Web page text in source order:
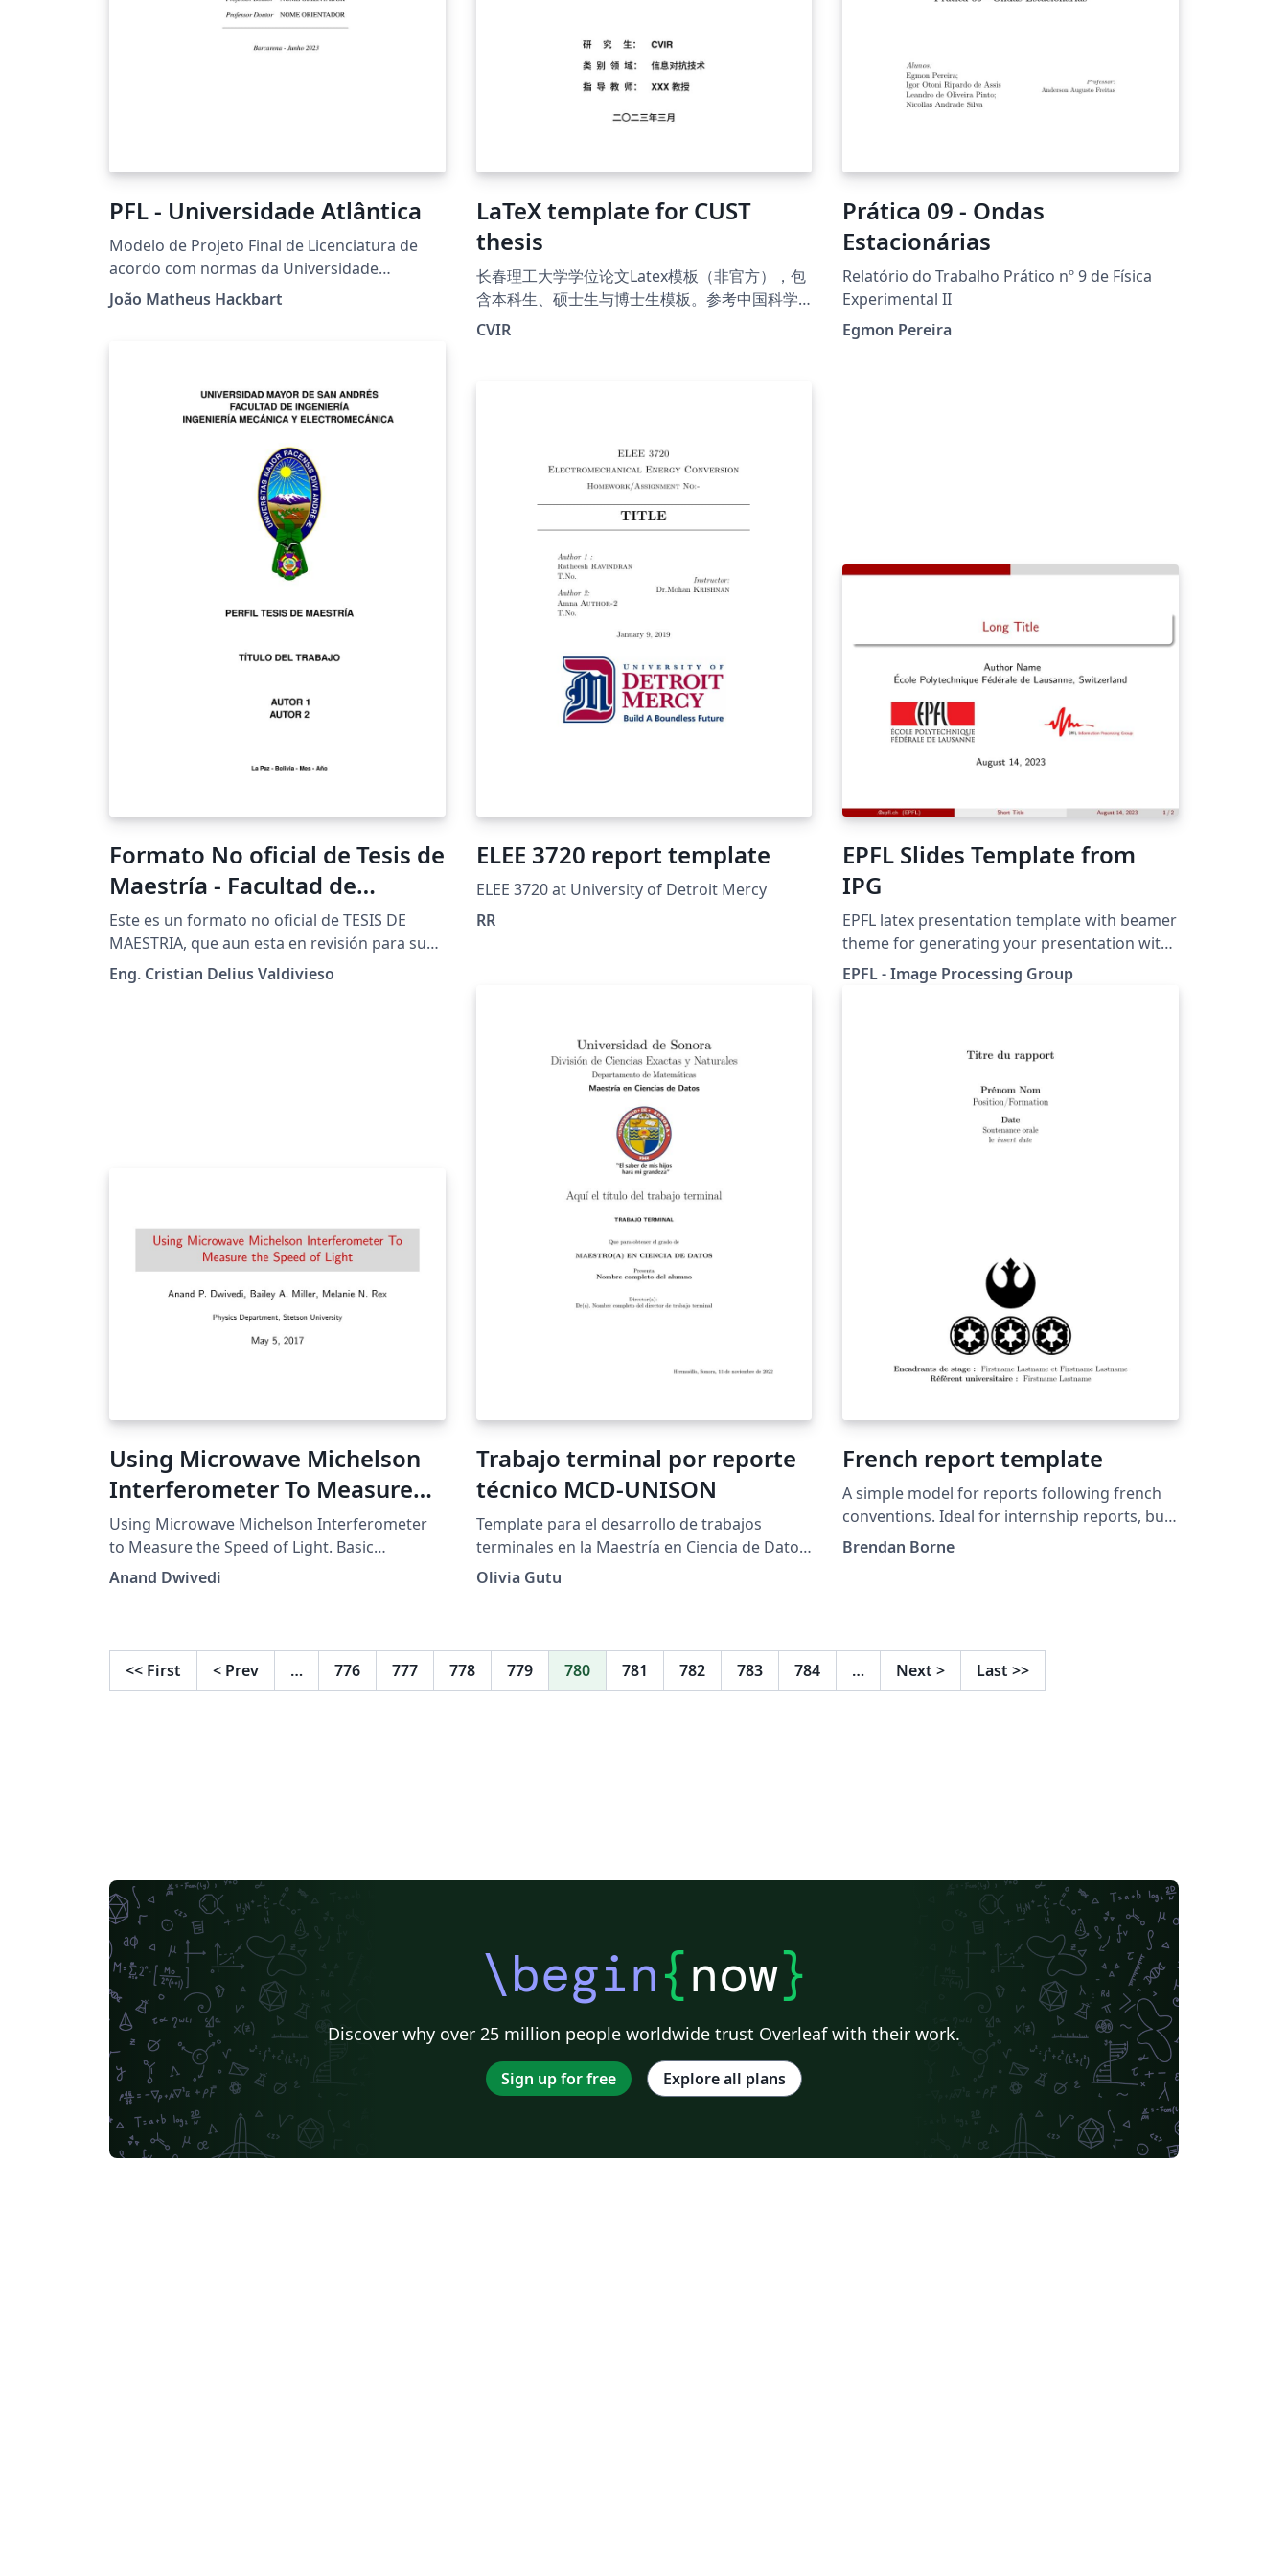
PFL - Universidade Atlântica
Modelo de Projeto Final de Licenciatura de
acordo com normas da Universidade
Atlântica. Foco no curso de Ciências da
Engenharia Aeronáutica,
João Matheus Hackbart
LaTeX template for CUST
thesis
长春理工大学学位论文Latex模板（非官方），包
含本科生、硕士生与博士生模板。参考中国科学
技术大学、哈尔滨工业大学深圳等开源LaTex项目
CVIR
Prática 09 - Ondas
Estacionárias
Relatório do Trabalho Prático nº 9 de Física
Experimental II
Egmon Pereira
Formato No oficial de Tesis de
Maestría - Facultad de
Ingeniería - UMSA
Este es un formato no oficial de TESIS DE
MAESTRIA, que aun esta en revisión para su
aprobación final, siendo aún así de mucha
utilidad como una buena referencia a la hora
Eng. Cristian Delius Valdivieso
ELEE 3720 report template
ELEE 3720 at University of Detroit Mercy
RR
EPFL Slides Template from
IPG
EPFL latex presentation template with beamer
theme for generating your presentation with
IPG and EPFL logos.
EPFL - Image Processing Group
Using Microwave Michelson
Interferometer To Measure
the Speed of Light
Using Microwave Michelson Interferometer
to Measure the Speed of Light. Basic
presentation. Includes
Anand Dwivedi
Trabajo terminal por reporte
técnico MCD-UNISON
Template para el desarrollo de trabajos
terminales en la Maestría en Ciencia de Datos
de la Universidad de Sonora
Olivia Gutu
French report template
A simple model for reports following french
conventions. Ideal for internship reports, but
can be adapted to many uses.
Brendan Borne
<< First < Prev … 776 777 778 779 780 781 782 783 784 … Next > Last >>
\begin{now}
Discover why over 25 million people worldwide trust Overleaf with their work.
Sign up for free Explore all plans